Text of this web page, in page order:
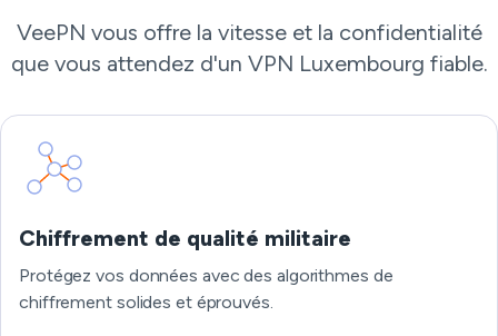
VeePN vous offre la vitesse et la confidentialité
que vous attendez d'un VPN Luxembourg fiable.
Chiffrement de qualité militaire
Protégez vos données avec des algorithmes de
chiffrement solides et éprouvés.